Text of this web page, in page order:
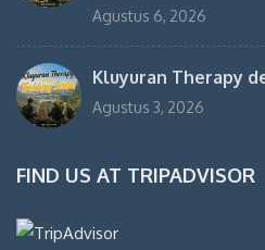
Agustus 6, 2026
Kluyuran Therapy
Agustus 3, 2026
FIND US AT TRIPADVISOR